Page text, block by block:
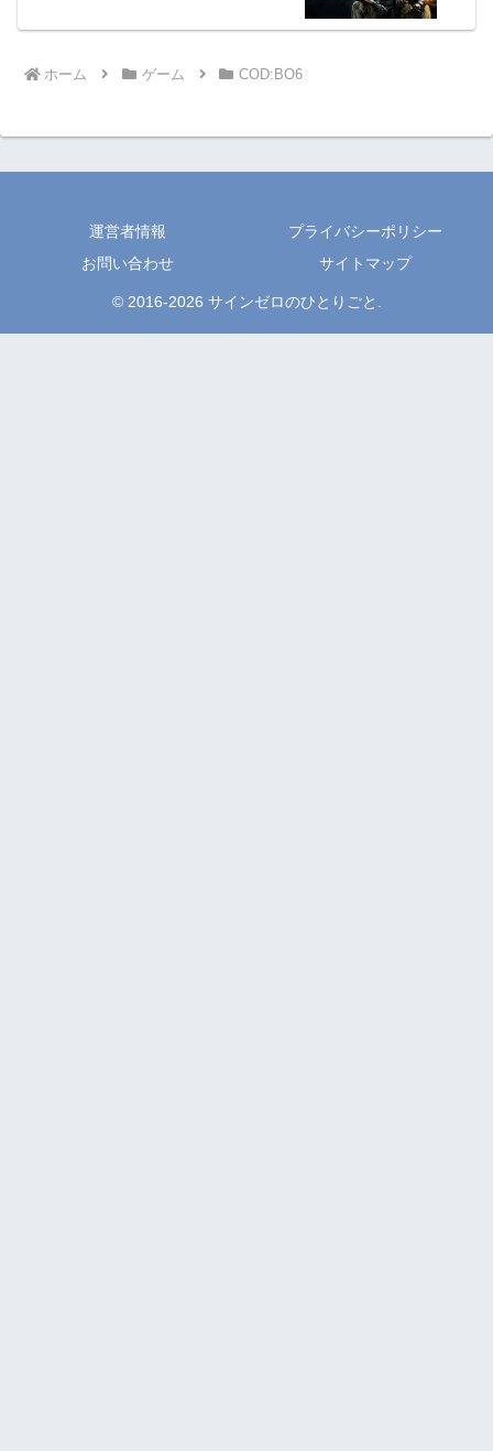
ホーム ゲーム COD:BO6
運営者情報
プライバシーポリシー
お問い合わせ
サイトマップ
© 2016-2026 サインゼロのひとりごと.